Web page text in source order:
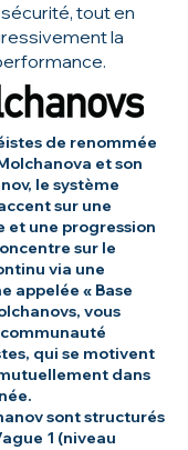
tout en
la
de renommée
et son
le système
sur une
une progression
sur le
via une
appelée « Base
vous
qui se motivent
dans
sont structurés
1 (niveau